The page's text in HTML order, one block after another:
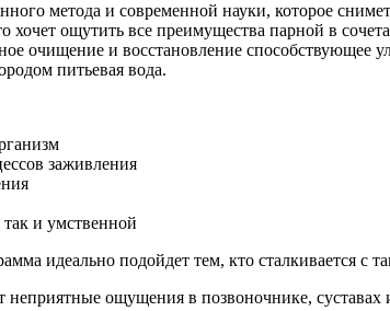
метода и современной науки, которое
хочет ощутить все преимущества парной в
очищение и восстановление
питьевая вода.
заживления
и умственной
идеально подойдет тем, кто сталкивается с
неприятные ощущения в позвоночнике,